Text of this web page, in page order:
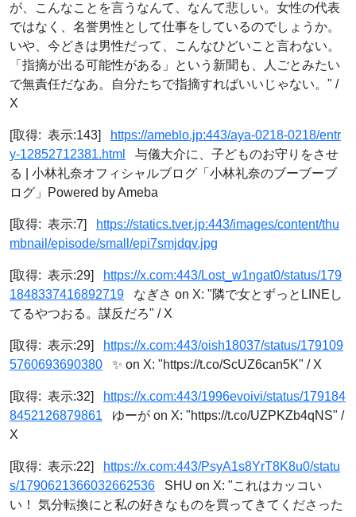
が、こんなことを言うなんて、なんて悲しい。女性の代表
ではなく、名誉男性として仕事をしているのでしょうか。
いや、今どきは男性だって、こんなひどいこと言わない。
「指摘が出る可能性がある」という新聞も、人ごとみたい
で無責任だなあ。自分たちで指摘すればいいじゃない。" /
X
[取得: 表示:143]
https://ameblo.jp:443/aya-0218-0218/entr
y-12852712381.html
与儀大介に、子どものお守りをさせ
る | 小林礼奈オフィシャルブログ「小林礼奈のブーブーブ
ログ」Powered by Ameba
[取得: 表示:7]
https://statics.tver.jp:443/images/content/thu
mbnail/episode/small/epi7smjdqv.jpg
[取得: 表示:29]
https://x.com:443/Lost_w1ngat0/status/179
1848337416892719 なぎさ on X: "隣で女とずっとLINEし
てるやつおる。謀反だろ" / X
[取得: 表示:29]
https://x.com:443/oish18037/status/179109
5760693690380 ✨ on X: "https://t.co/ScUZ6can5K" / X
[取得: 表示:32]
https://x.com:443/1996evoivi/status/179184
8452126879861 ゆーが on X: "https://t.co/UZPKZb4qNS" /
X
[取得: 表示:22]
https://x.com:443/PsyA1s8YrT8K8u0/statu
s/1790621366032662536 SHU on X: "これはカッコい
い！ 気分転換にと私の好きなものを買ってきてくださった